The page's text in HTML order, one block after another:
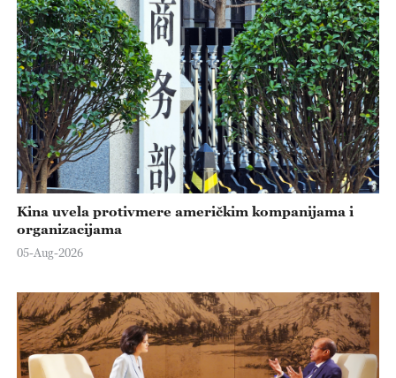
Kina uvela protivmere američkim kompanijama i
organizacijama
05-Aug-2026